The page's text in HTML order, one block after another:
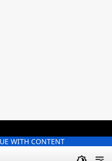
WITH CONTENT